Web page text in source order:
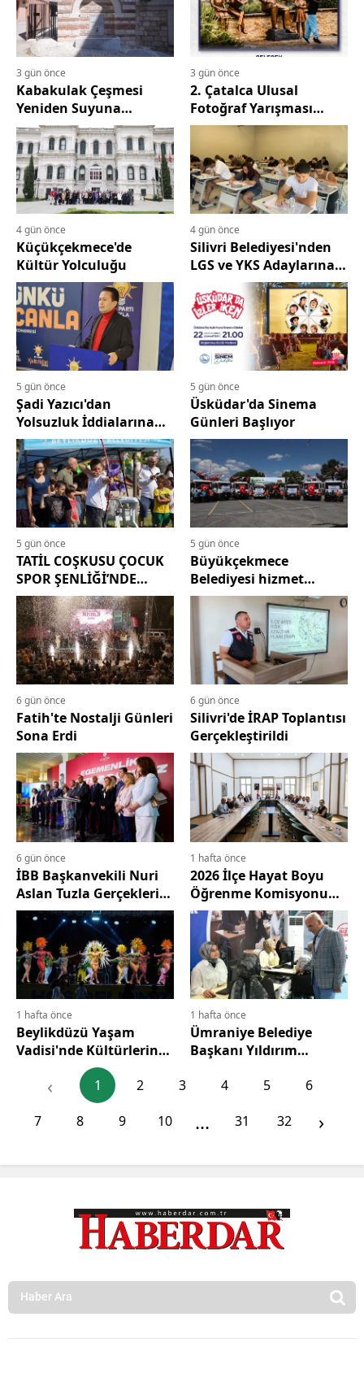
3 gün önce
Kabakulak Çeşmesi
Yeniden Suyuna
Kavuştu
3 gün önce
2. Çatalca Ulusal
Fotoğraf Yarışması
Sonuçlandı
4 gün önce
Küçükçekmece'de
Kültür Yolculuğu
4 gün önce
Silivri Belediyesi'nden
LGS ve YKS Adaylarına
Ücretsiz Eğitim Desteği
5 gün önce
Şadi Yazıcı'dan
Yolsuzluk İddialarına
Yanıt
5 gün önce
Üsküdar'da Sinema
Günleri Başlıyor
5 gün önce
TATİL COŞKUSU ÇOCUK
SPOR ŞENLİĞİ’NDE
YAŞANDI
5 gün önce
Büyükçekmece
Belediyesi hizmet
filosunu 8 yeni araçla
güçlendirdi
6 gün önce
Fatih'te Nostalji Günleri
Sona Erdi
6 gün önce
Silivri'de İRAP Toplantısı
Gerçekleştirildi
6 gün önce
İBB Başkanvekili Nuri
Aslan Tuzla Gerçeklerini
Anlattı
1 hafta önce
2026 İlçe Hayat Boyu
Öğrenme Komisyonu
Toplantısı
Gerçekleştirildi
1 hafta önce
Beylikdüzü Yaşam
Vadisi'nde Kültürlerin
1 hafta önce
Ümraniye Belediye
Başkanı Yıldırım
Geldi
‹ 1 2 3 4 5
6
7
8 9 10 ... 31 32 ›